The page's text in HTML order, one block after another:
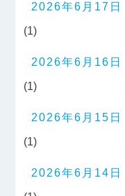
2026年6月17日
(1)
2026年6月16日
(1)
2026年6月15日
(1)
2026年6月14日